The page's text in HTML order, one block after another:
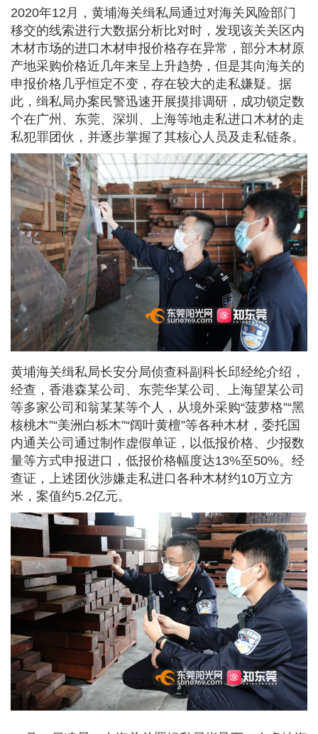
2020年12月，黄埔海关缉私局通过对海关风险部门
移交的线索进行大数据分析比对时，发现该关关区内
木材市场的进口木材申报价格存在异常，部分木材原
产地采购价格近几年来呈上升趋势，但是其向海关的
申报价格几乎恒定不变，存在较大的走私嫌疑。据
此，缉私局办案民警迅速开展摸排调研，成功锁定数
个在广州、东莞、深圳、上海等地走私进口木材的走
私犯罪团伙，并逐步掌握了其核心人员及走私链条。
黄埔海关缉私局长安分局侦查科副科长邱经纶介绍，
经查，香港森某公司、东莞华某公司、上海望某公司
等多家公司和翁某某等个人，从境外采购“菠萝格”“黑
核桃木”“美洲白栎木”“阔叶黄檀”等各种木材，委托国
内通关公司通过制作虚假单证，以低报价格、少报数
量等方式申报进口，低报价格幅度达13%至50%。经
查证，上述团伙涉嫌走私进口各种木材约10万立方
米，案值约5.2亿元。